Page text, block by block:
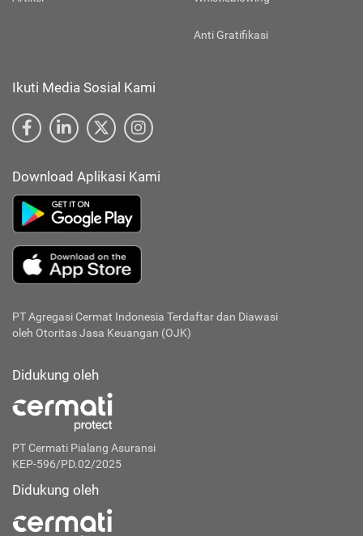
Anti Gratifikasi
Ikuti Media Sosial Kami
Download Aplikasi Kami
PT Agregasi Cermat Indonesia Terdaftar dan Diawasi
oleh Otoritas Jasa Keuangan (OJK)
Didukung oleh
PT Cermati Pialang Asuransi
KEP-596/PD.02/2025
Didukung oleh